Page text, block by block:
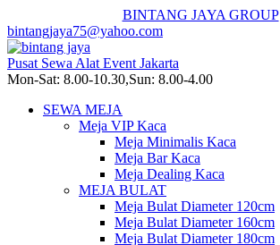
BINTANG JAYA GROUP
bintangjaya75@yahoo.com
Pusat Sewa Alat Event Jakarta
Mon-Sat: 8.00-10.30,Sun: 8.00-4.00
SEWA MEJA
Meja VIP Kaca
Meja Minimalis Kaca
Meja Bar Kaca
Meja Dealing Kaca
MEJA BULAT
Meja Bulat Diameter 120cm
Meja Bulat Diameter 160cm
Meja Bulat Diameter 180cm